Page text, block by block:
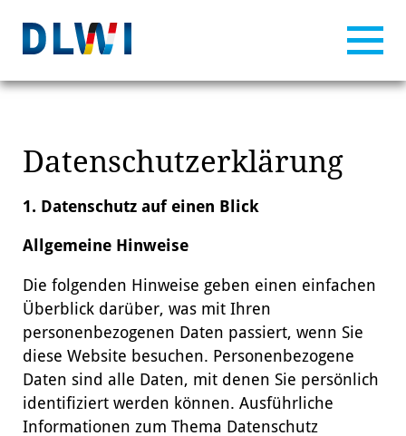
Datenschutzerklärung
1. Datenschutz auf einen Blick
Allgemeine Hinweise
Die folgenden Hinweise geben einen einfachen
Überblick darüber, was mit Ihren
personenbezogenen Daten passiert, wenn Sie
diese Website besuchen. Personenbezogene
Daten sind alle Daten, mit denen Sie persönlich
identifiziert werden können. Ausführliche
Informationen zum Thema Datenschutz